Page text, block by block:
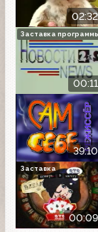
02:32
00:11
Заставка
39:10
00:09
Заставка